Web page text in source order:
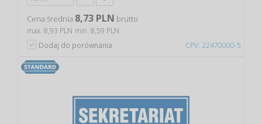
CPV: 22470000-5
Cena średnia 8,73 PLN brutto
max. 8,93 PLN min. 8,59 PLN
Dodaj do porównania